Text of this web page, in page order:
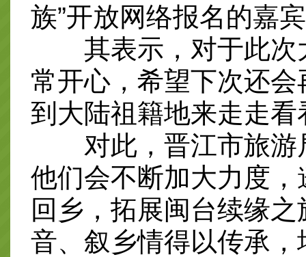
族”开放网络报名的嘉
其表示，对于此次
常开心，希望下次还
到大陆祖籍地来走走看
对此，晋江市旅游
他们会不断加大力度
回乡，拓展闽台续缘
音、叙乡情得以传承